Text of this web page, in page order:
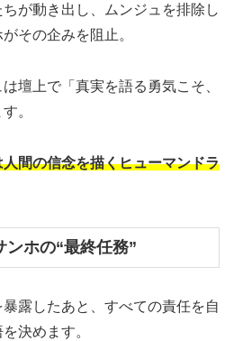
が動き出し、ムンジュを排除し
その企みを阻止。
壇上で「真実を語る勇気こそ、
。
間の信念を描くヒューマンドラ
ンホの“最終任務”
露したあと、すべての責任を自
決めます。